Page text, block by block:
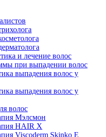
и лечение волос
при выпадении волос
выпадения волос у
выпадения волос у
волос
Мэлсмон
HAIR X
Viscoderm Skinko E